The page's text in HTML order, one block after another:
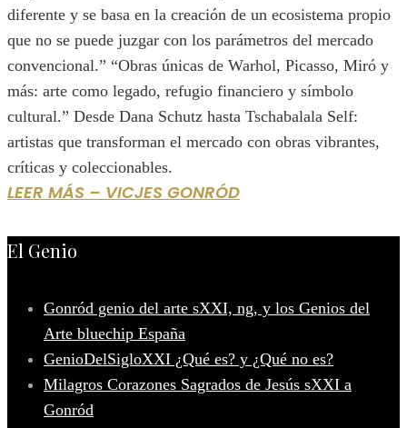
diferente y se basa en la creación de un ecosistema propio
que no se puede juzgar con los parámetros del mercado
convencional.” “Obras únicas de Warhol, Picasso, Miró y
más: arte como legado, refugio financiero y símbolo
cultural.” Desde Dana Schutz hasta Tschabalala Self:
artistas que transforman el mercado con obras vibrantes,
críticas y coleccionables.
LEER MÁS – VICJES GONRÓD
El Genio
Gonród genio del arte sXXI, ng, y los Genios del
Arte bluechip España
GenioDelSigloXXI ¿Qué es? y ¿Qué no es?
Milagros Corazones Sagrados de Jesús sXXI a
Gonród